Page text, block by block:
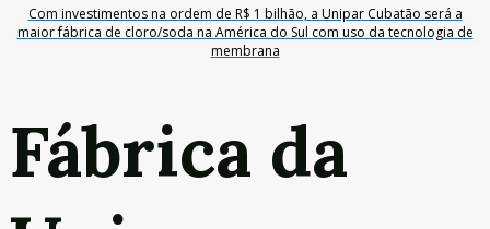
Com investimentos na ordem de R$ 1 bilhão, a Unipar Cubatão será a
maior fábrica de cloro/soda na América do Sul com uso da tecnologia de
membrana
Fábrica da